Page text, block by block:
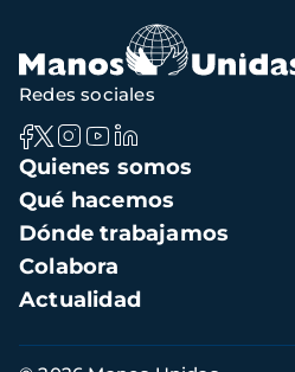
Navegación
principal
Quienes somos
Qué hacemos
Dónde trabajamos
Colabora
Actualidad
Redes sociales